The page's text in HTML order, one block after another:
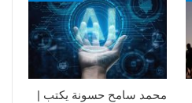
محمد سامح حسونة يكتب |